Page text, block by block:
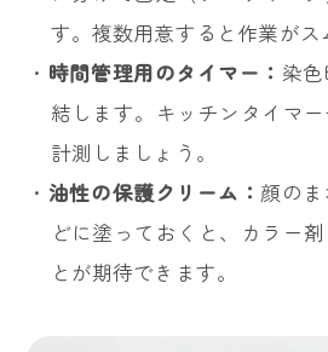
す。複数用意すると作業がス
・ 時間管理用のタイマー： 染
結します。キッチンタイマ
計測しましょう。
・ 油性の保護クリーム： 顔の
どに塗っておくと、カラー
とが期待できます。